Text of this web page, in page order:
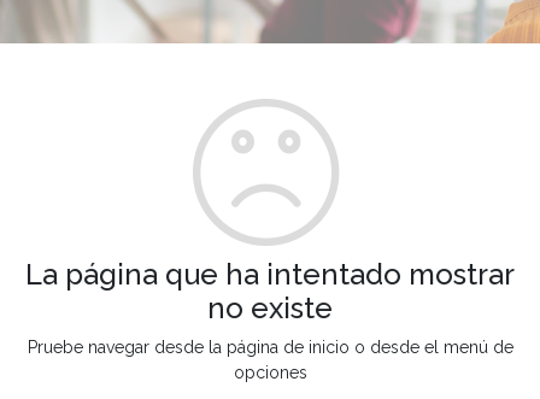
La página que ha intentado mostrar
no existe
Pruebe navegar desde la página de inicio o desde el menú de
opciones